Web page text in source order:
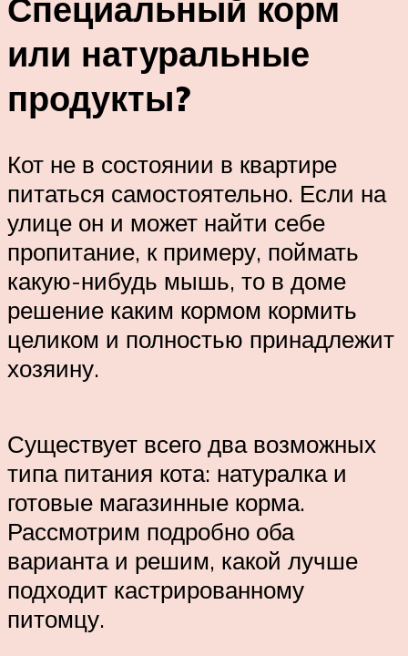
Специальный корм
или натуральные
продукты?
Кот не в состоянии в квартире
питаться самостоятельно. Если на
улице он и может найти себе
пропитание, к примеру, поймать
какую-нибудь мышь, то в доме
решение каким кормом кормить
целиком и полностью принадлежит
хозяину.
Существует всего два возможных
типа питания кота: натуралка и
готовые магазинные корма.
Рассмотрим подробно оба
варианта и решим, какой лучше
подходит кастрированному
питомцу.